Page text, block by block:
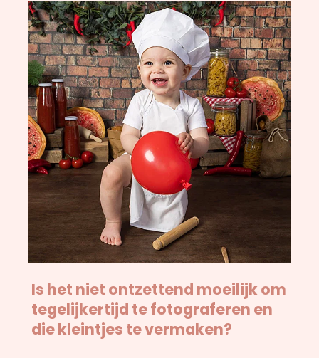
Is het niet ontzettend moeilijk om
tegelijkertijd te fotograferen en
die kleintjes te vermaken?